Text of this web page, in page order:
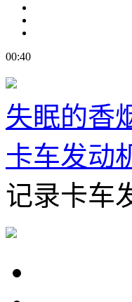
00:40
失眠的香
卡车发动
记录卡车